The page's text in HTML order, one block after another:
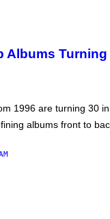
Albums Turning
1996 are turning 30 in
albums front to